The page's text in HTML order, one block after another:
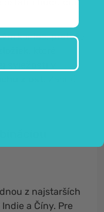
koniec, pretože
z najstarších
a Číny. Pre